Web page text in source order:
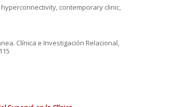
contemporary clinic,
Clínica e Investigación Relacional,